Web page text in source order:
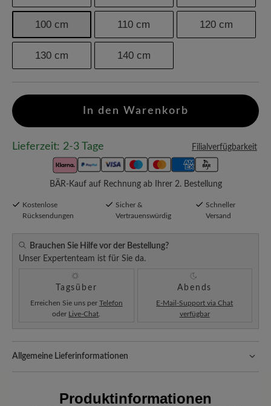
100 cm 110 cm 120 cm
130 cm 140 cm
In den Warenkorb
Lieferzeit: 2-3 Tage Filialverfügbarkeit
BÄR-Kauf auf Rechnung ab Ihrer 2. Bestellung
Kostenlose
Rücksendungen
Sicher &
Vertrauenswürdig
Schneller
Versand
Brauchen Sie Hilfe vor der Bestellung?
Unser Expertenteam ist für Sie da.
Tagsüber
Erreichen Sie uns per Telefon
oder Live-Chat
Abends
E-Mail-Support via Chat
verfügbar
Allgemeine Lieferinformationen
hinzugefügt – unabhängig vom Bestellwert.
Produktinformationen